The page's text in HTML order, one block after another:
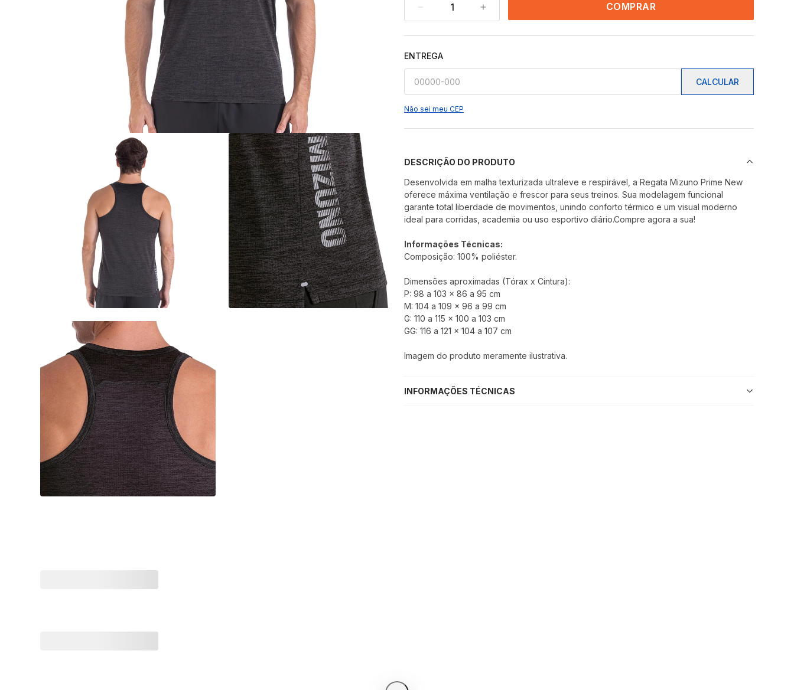
1 COMPRAR
ENTREGA
CALCULAR
Não sei meu CEP
DESCRIÇÃO DO PRODUTO
Desenvolvida em malha texturizada ultraleve e respirável, a Regata Mizuno Prime New
oferece máxima ventilação e frescor para seus treinos. Sua modelagem funcional
garante total liberdade de movimentos, unindo conforto térmico e um visual moderno
ideal para corridas, academia ou uso esportivo diário.Compre agora a sua!
Informações Técnicas:
Composição: 100% poliéster.
Dimensões aproximadas (Tórax x Cintura):
P: 98 a 103 x 86 a 95 cm
M: 104 a 109 x 96 a 99 cm
G: 110 a 115 x 100 a 103 cm
GG: 116 a 121 x 104 a 107 cm
Imagem do produto meramente ilustrativa.
INFORMAÇÕES TÉCNICAS